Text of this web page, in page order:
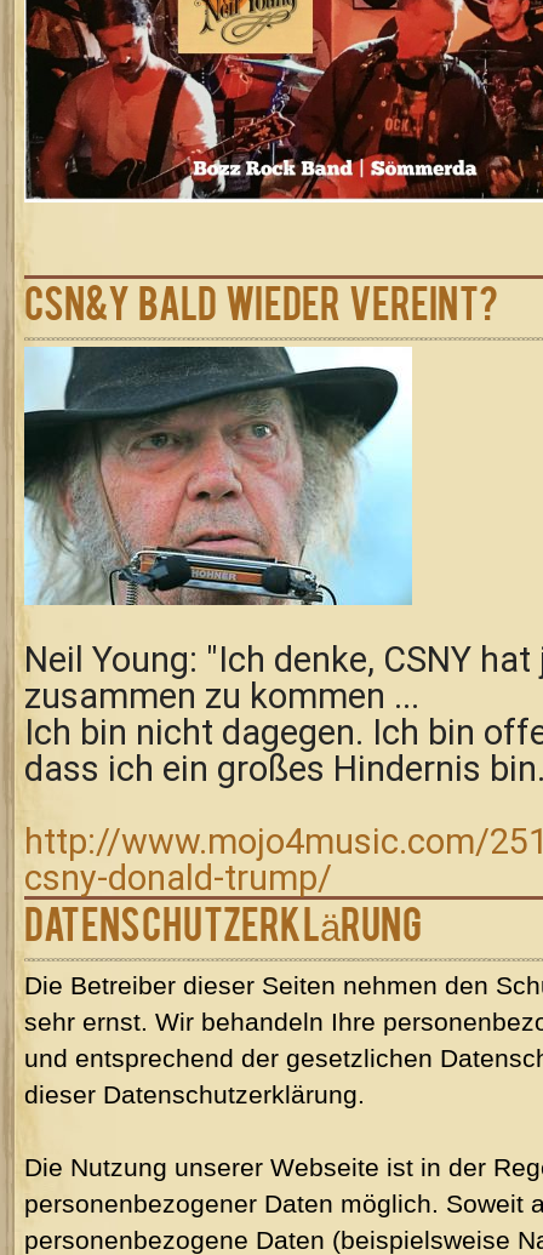
CSN&Y bald wieder vereint?
Neil Young: "Ich denke, CSNY
zusammen zu kommen ...
Ich bin nicht dagegen. Ich bin
dass ich ein großes Hindernis
http://www.mojo4music.com/
csny-donald-trump/
Datenschutzerklärung
Die Betreiber dieser Seiten nehmen den
sehr ernst. Wir behandeln Ihre
und entsprechend der gesetzlichen
dieser Datenschutzerklärung.
Die Nutzung unserer Webseite ist in der
personenbezogener Daten möglich. Soweit
personenbezogene Daten (beispielsweise